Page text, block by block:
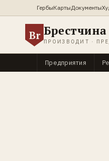
ГербыКартыДокументы
Br Брестчина
ПРОИЗВОДИТ ·
Предприятия